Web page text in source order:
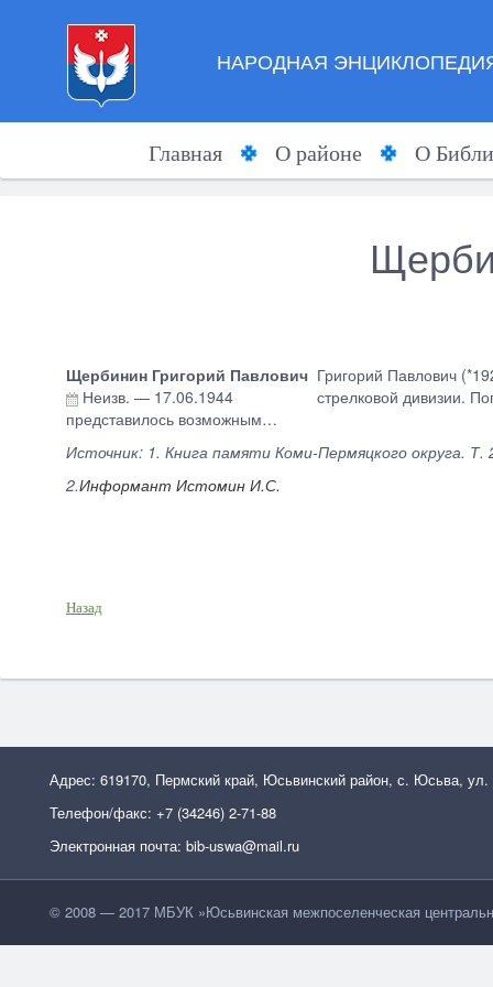
НАРОДНАЯ
Главная О районе О
Щербинин Григорий Павлович
Неизв. — 17.06.1944
Григорий Павлович
стрелковой дивизии.
представилось возможным…
Источник: 1. Книга памяти Коми-Пермяцкого округа.
2.Информант Истомин И.С.
Назад
Адрес: 619170, Пермский край, Юсьвинский район, с. Юсьва, ул.
Телефон/факс: +7 (34246) 2-71-88
Электронная почта: bib-uswa@mail.ru
© 2008 — 2017 МБУК »Юсьвинская межпоселенческая